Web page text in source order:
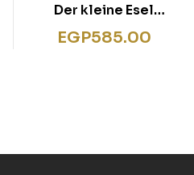
Der kleine Esel
Liebernicht – Krank
sein? Lieber nicht!
EGP585.00